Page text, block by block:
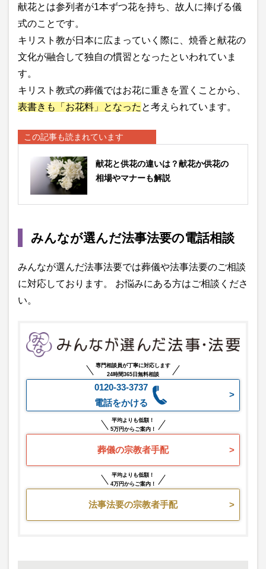
献花とは参列者が1本ずつ花を持ち、故人に捧げる儀
式のことです。
キリスト教が日本に広まっていく際に、焼香と献花の
文化が融合して独自の慣習となったといわれていま
す。
キリスト教式の葬儀ではお花に重きを置くことから、
表書きも「お花料」となった と考えられています。
この記事も読まれています
献花と供花の違いは？献花か供花の
相場やマナーも解説
みんなが選んだ法事法要の電話相談
みんなが選んだ法事法要では葬儀や法事法要のご相談
に対応しております。 お悩みにある方はご相談くださ
い。
専門相談員が丁寧に対応します
24時間365日無料相談
0120-33-3737
電話をかける
平均よりも低額！
5万円からご案内！
葬儀の宗教者手配
平均よりも低額！
4万円からご案内！
法事法要の宗教者手配